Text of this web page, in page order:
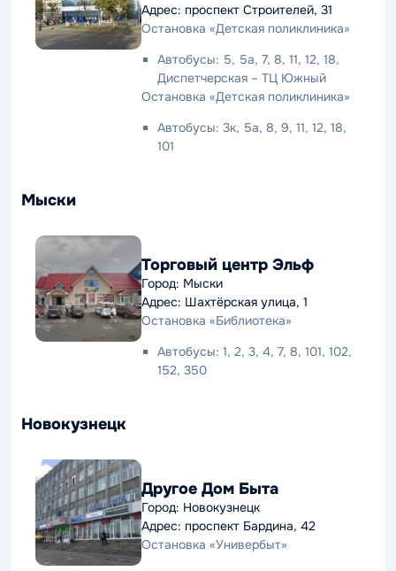
Адрес: проспект Строителей, 31
Остановка «Детская поликлиника»
Автобусы: 5, 5а, 7, 8, 11, 12, 18,
Диспетчерская – ТЦ Южный
Остановка «Детская поликлиника»
Автобусы: 3к, 5а, 8, 9, 11, 12, 18,
101
Мыски
Торговый центр Эльф
Город: Мыски
Адрес: Шахтёрская улица, 1
Остановка «Библиотека»
Автобусы: 1, 2, 3, 4, 7, 8, 101, 102,
152, 350
Новокузнецк
Другое Дом Быта
Город: Новокузнецк
Адрес: проспект Бардина, 42
Остановка «Универбыт»